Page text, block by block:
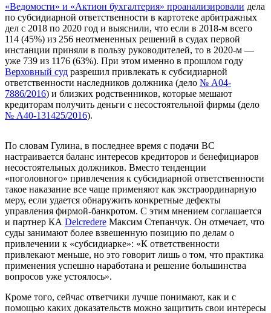
«Ведомости» и «Актион бухгалтерия» проанализировали дела
по субсидиарной ответственности в картотеке арбитражных
дел с 2018 по 2020 год и выяснили, что если в 2018-м всего
114 (45%) из 256 неотмененных решений в судах первой
инстанции приняли в пользу руководителей, то в 2020-м —
уже 739 из 1176 (63%). При этом именно в прошлом году
Верховный суд разрешил привлекать к субсидиарной
ответственности наследников должника (дело № А04-
7886/2016) и близких родственников, которые мешают
кредиторам получить деньги с несостоятельной фирмы (дело
№ А40-131425/2016).
По словам Гулина, в последнее время с подачи ВС
настраивается баланс интересов кредиторов и бенефициаров
несостоятельных должников. Вместо тенденции
«поголовного» привлечения к субсидиарной ответственности
такое наказание все чаще применяют как экстраординарную
меру, если удается обнаружить конкретные дефекты
управления фирмой-банкротом. С этим мнением соглашается
и партнер КА Delcredere Максим Степанчук. Он отмечает, что
суды занимают более взвешенную позицию по делам о
привлечении к «субсидиарке»: «К ответственности
привлекают меньше, но это говорит лишь о том, что практика
применения успешно наработана и решение большинства
вопросов уже устоялось».
Кроме того, сейчас ответчики лучше понимают, как и с
помощью каких доказательств можно защитить свои интересы